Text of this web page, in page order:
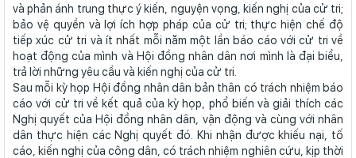
và phản ánh trung thực ý kiến, nguyện vọng, kiến nghị của cử tri;
bảo vệ quyền và lợi ích hợp pháp của cử tri; thực hiện chế độ
tiếp xúc cử tri và ít nhất mỗi năm một lần báo cáo với cử tri về
hoạt động của mình và Hội đồng nhân dân nơi mình là đại biểu,
trả lời những yêu cầu và kiến nghị của cử tri.
Sau mỗi kỳ họp Hội đồng nhân dân bản thân có trách nhiệm báo
cáo với cử tri về kết quả của kỳ họp, phổ biến và giải thích các
Nghị quyết của Hội đồng nhân dân, vận động và cùng với nhân
dân thực hiện các Nghị quyết đó. Khi nhận được khiếu nại, tố
cáo, kiến nghị của công dân, có trách nhiệm nghiên cứu, kịp thời